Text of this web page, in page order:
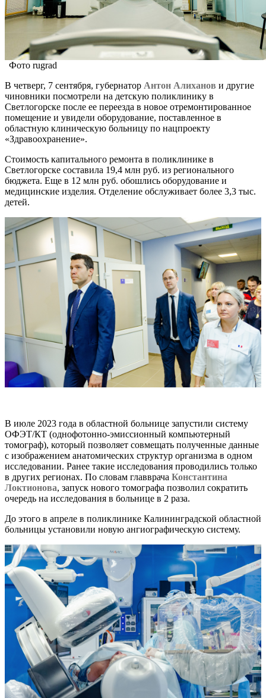
Фото rugrad
В четверг, 7 сентября, губернатор Антон Алиханов и другие
чиновники посмотрели на детскую поликлинику в
Светлогорске после ее переезда в новое отремонтированное
помещение и увидели оборудование, поставленное в
областную клиническую больницу по нацпроекту
«Здравоохранение».
Стоимость капитального ремонта в поликлинике в
Светлогорске составила 19,4 млн руб. из регионального
бюджета. Еще в 12 млн руб. обошлись оборудование и
медицинские изделия. Отделение обслуживает более 3,3 тыс.
детей.
В июле 2023 года в областной больнице запустили систему
ОФЭТ/КТ (однофотонно-эмиссионный компьютерный
томограф), который позволяет совмещать полученные данные
с изображением анатомических структур организма в одном
исследовании. Ранее такие исследования проводились только
в других регионах. По словам главврача Константина
Локтионова, запуск нового томографа позволил сократить
очередь на исследования в больнице в 2 раза.
До этого в апреле в поликлинике Калининградской областной
больницы установили новую ангиографическую систему.